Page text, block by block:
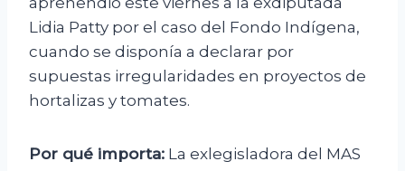
Lidia Patty por el caso del Fondo Indígena,
cuando se disponía a declarar por
supuestas irregularidades en proyectos de
hortalizas y tomates.
Por qué importa: La exlegisladora del MAS